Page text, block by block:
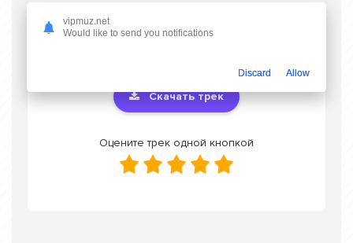
Скачать песню Yraa - Cine esti tu
или слушать онлайн бесплатно
Скачать трек
Оцените трек одной кнопкой
vipmuz.net
Would like to send you notifications
Discard Allow